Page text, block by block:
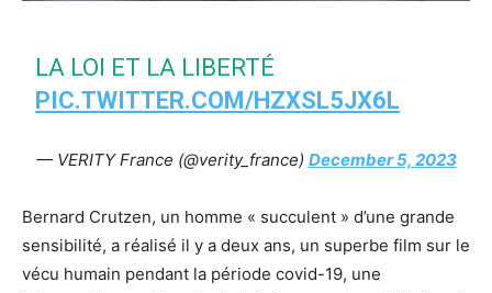
LA LOI ET LA LIBERTÉ
PIC.TWITTER.COM/HZXSL5JX6L
— VERITY France (@verity_france) December 5, 2023
Bernard Crutzen, un homme « succulent » d’une grande
sensibilité, a réalisé il y a deux ans, un superbe film sur le
vécu humain pendant la période covid-19, une